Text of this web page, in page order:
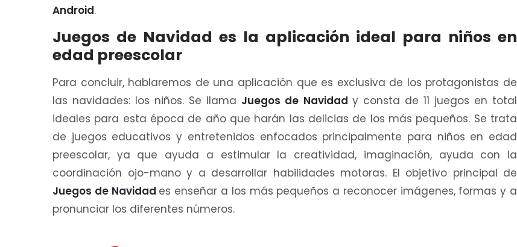
Android.
Juegos de Navidad es la aplicación ideal para niños en
edad preescolar
Para concluir, hablaremos de una aplicación que es exclusiva de los protagonistas de
las navidades: los niños. Se llama Juegos de Navidad y consta de 11 juegos en total
ideales para esta época de año que harán las delicias de los más pequeños. Se trata
de juegos educativos y entretenidos enfocados principalmente para niños en edad
preescolar, ya que ayuda a estimular la creatividad, imaginación, ayuda con la
coordinación ojo-mano y a desarrollar habilidades motoras. El objetivo principal de
Juegos de Navidad es enseñar a los más pequeños a reconocer imágenes, formas y a
pronunciar los diferentes números.